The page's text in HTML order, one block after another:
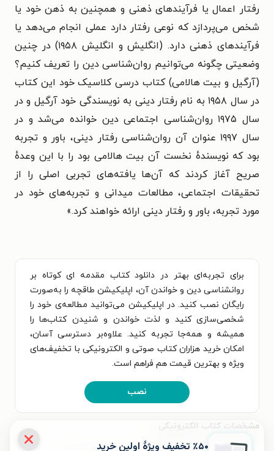
رفتار اعمال یا فرآیندهای ذهنی و همچنین به ذهن خود یا
شخص می‌پردازد که نوعی رفتار دارد عملی انجام می‌دهد یا
فرآیندهای ذهنی دارد. (انگلیش و انگلیش ۱۹۵۸)
در چنین
وضعیتی چگونه می‌توانیم روان‌شناسی دین را تعریف کنیم؟
(آرگیل و بیت هالامی) کتاب درسی کلاسیک خود این کتاب
در سال ۱۹۵۸ به نام رفتار دینی به نویسندگی خود آرگیل و در
سال ۱۹۷۵ روان‌شناسی اجتماعی دین خوانده می‌شد و در
سال ۱۹۹۷ عنوان آن روان‌شناسی رفتار دینی، باور و تجربه
بود که نویسندهٔ نخست آن بیت هالامی بود را با این وعدهٔ
صریح آغاز کردند که آن‌ها یافته‌های تجربی اصلی را از
تحقیقات اجتماعی، مطالعات میدانی و تجربه‌های خود در
مورد تجربه، باور و رفتار دینی ارائه خواهند کرد.»
برای تجربه‌ای بهتر در دانلود کتاب مقدمه ای کوتاه بر
روانشناسی دین و خواندن آن، اپلیکیشن طاقچه را به‌صورت
رایگان نصب کنید. در اپلیکیشن می‌توانید مطالعه‌ی خود را
شخصی‌سازی کنید و لذت خواندن و شنیدن کتاب‌ها را
همیشه و همه‌جا تجربه کنید. علاوه‌بر دسترسی آسان،
امکان خرید هزاران کتاب صوتی و الکترونیکی با تخفیف‌های
ویژه و بهترین قیمت هم فراهم است.
نصب
مشخصات کتاب الکترونیکی
٪۵۰ تخفیف ویژۀ اولین خرید